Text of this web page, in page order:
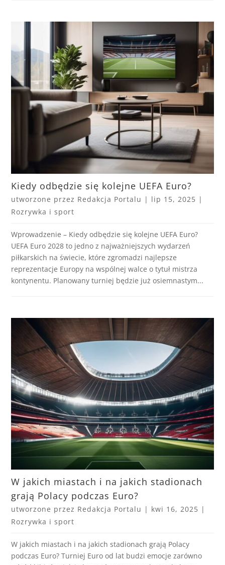
Kiedy odbędzie się kolejne UEFA Euro?
utworzone przez Redakcja Portalu | lip 15, 2025 |
Rozrywka i sport
Wprowadzenie – Kiedy odbędzie się kolejne UEFA Euro?
UEFA Euro 2028 to jedno z najważniejszych wydarzeń
piłkarskich na świecie, które zgromadzi najlepsze
reprezentacje Europy na wspólnej walce o tytuł mistrza
kontynentu. Planowany turniej będzie już osiemnastym...
W jakich miastach i na jakich stadionach
grają Polacy podczas Euro?
utworzone przez Redakcja Portalu | kwi 16, 2025 |
Rozrywka i sport
W jakich miastach i na jakich stadionach grają Polacy
podczas Euro? Turniej Euro od lat budzi emocje zarówno